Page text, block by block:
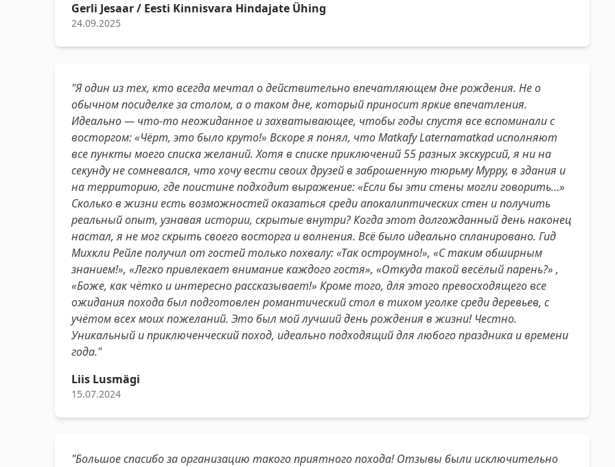
Gerli Jesaar / Eesti Kinnisvara Hindajate Ühing
24.09.2025
"Я один из тех, кто всегда мечтал о действительно впечатляющем дне рождения. Не о
обычном посиделке за столом, а о таком дне, который приносит яркие впечатления.
Идеально — что-то неожиданное и захватывающее, чтобы годы спустя все вспоминали с
восторгом: «Чёрт, это было круто!» Вскоре я понял, что Matkafy Laternamatkad исполняют
все пункты моего списка желаний. Хотя в списке приключений 55 разных экскурсий, я ни на
секунду не сомневался, что хочу вести своих друзей в заброшенную тюрьму Мурру, в здания и
на территорию, где поистине подходит выражение: «Если бы эти стены могли говорить…»
Сколько в жизни есть возможностей оказаться среди апокалиптических стен и получить
реальный опыт, узнавая истории, скрытые внутри? Когда этот долгожданный день наконец
настал, я не мог скрыть своего восторга и волнения. Всё было идеально спланировано. Гид
Михкли Рейле получил от гостей только похвалу: «Так остроумно!», «С таким обширным
знанием!», «Легко привлекает внимание каждого гостя», «Откуда такой весёлый парень?» ,
«Боже, как чётко и интересно рассказывает!» Кроме того, для этого превосходящего все
ожидания похода был подготовлен романтический стол в тихом уголке среди деревьев, с
учётом всех моих пожеланий. Это был мой лучший день рождения в жизни! Честно.
Уникальный и приключенческий поход, идеально подходящий для любого праздника и времени
года."
Liis Lusmägi
15.07.2024
"Большое спасибо за организацию такого приятного похода! Отзывы были исключительно